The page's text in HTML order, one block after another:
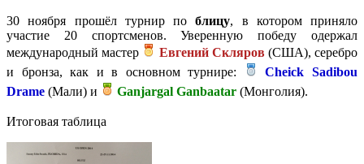
30 ноября прошёл турнир поблицу, в котором приняло
участие 20 спортсменов. Уверенную победу одержал
международный мастер
Евгений Скляров (США), серебро
и бронза, как и в основном турнире:
Cheick Sadibou
Drame (Мали) и Ganjargal Ganbaatar (Монголия).
Итоговая таблица